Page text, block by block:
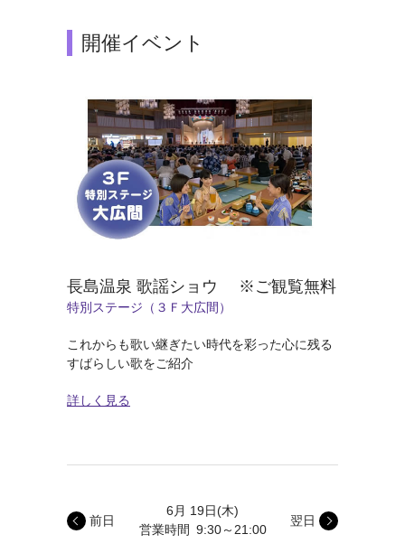
開催イベント
長島温泉 歌謡ショウ ※ご観覧無料
特別ステージ（３Ｆ大広間）
これからも歌い継ぎたい時代を彩った心に残る
すばらしい歌をご紹介
詳しく見る
6月 19日(木)
営業時間 9:30～21:00
前日 翌日